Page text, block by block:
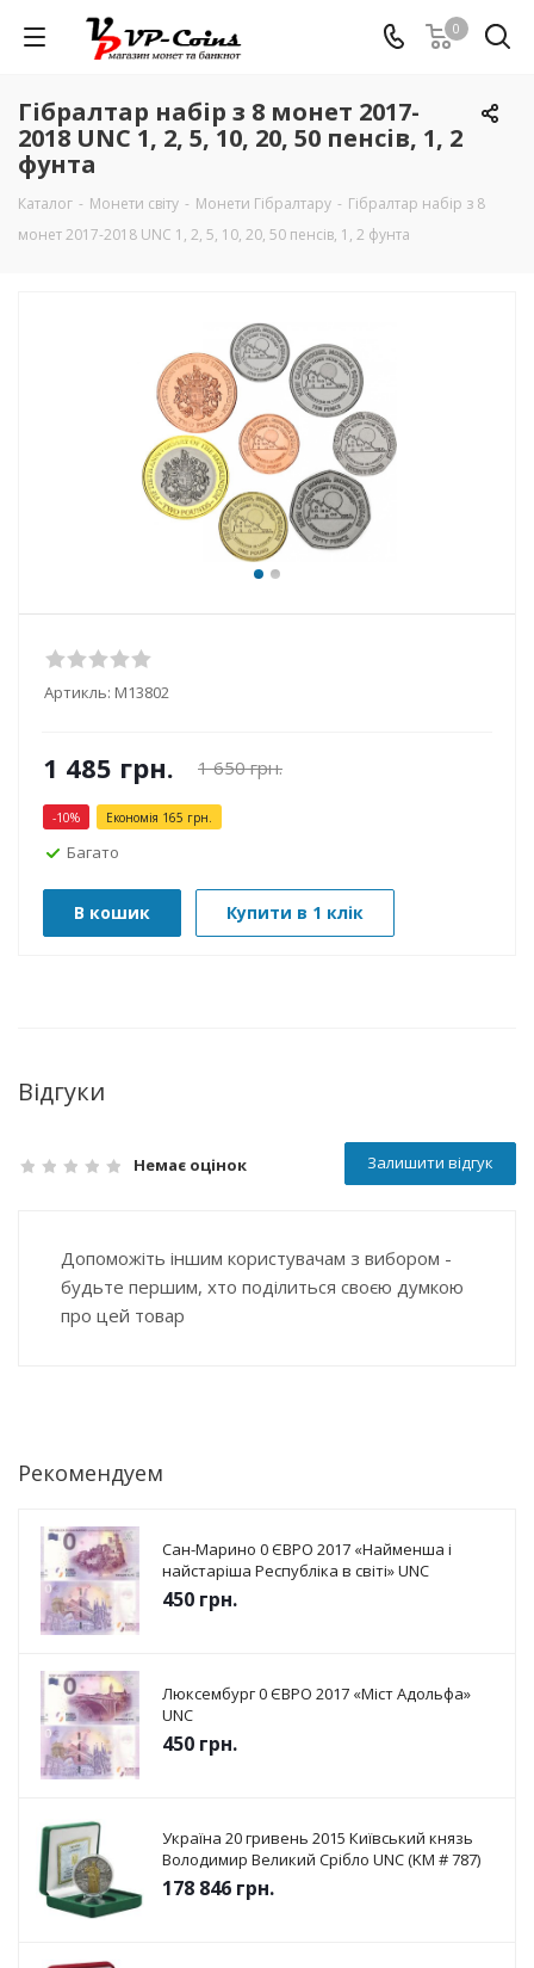
0
Гібралтар набір з 8 монет 2017-
2018 UNC 1, 2, 5, 10, 20, 50 пенсів, 1, 2
фунта
Каталог - Монети світу - Монети Гібралтару - Гібралтар набір з 8
монет 2017-2018 UNC 1, 2, 5, 10, 20, 50 пенсів, 1, 2 фунта
Артикль: М13802
1 485 грн. 1 650грн.
-10% Економія 165 грн.
Багато
В кошик Купити в 1 клік
Відгуки
Немає оцінок Залишити відгук
Допоможіть іншим користувачам з вибором -
будьте першим, хто поділиться своєю думкою
про цей товар
Рекомендуем
Сан-Марино 0 ЄВРО 2017 «Найменша і
найстаріша Республіка в світі» UNC
450 грн.
Люксембург 0 ЄВРО 2017 «Міст Адольфа»
UNC
450 грн.
Україна 20 гривень 2015 Київський князь
Володимир Великий Срібло UNC (KM # 787)
178 846 грн.